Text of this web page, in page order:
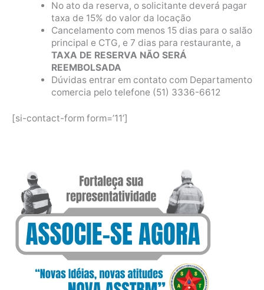
No ato da reserva, o solicitante deverá pagar
taxa de 15% do valor da locação
Cancelamento com menos 15 dias para o salão
principal e CTG, e 7 dias para restaurante, a
TAXA DE RESERVA NÃO SERÁ
REEMBOLSADA
Dúvidas entrar em contato com Departamento
comercia pelo telefone (51) 3336-6612
[si-contact-form form=’11’]